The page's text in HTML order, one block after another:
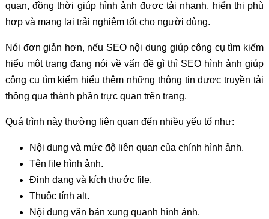
quan, đồng thời giúp hình ảnh được tải nhanh, hiển thị phù
hợp và mang lại trải nghiệm tốt cho người dùng.
Nói đơn giản hơn, nếu SEO nội dung giúp công cụ tìm kiếm
hiểu một trang đang nói về vấn đề gì thì SEO hình ảnh giúp
công cụ tìm kiếm hiểu thêm những thông tin được truyền tải
thông qua thành phần trực quan trên trang.
Quá trình này thường liên quan đến nhiều yếu tố như:
Nội dung và mức độ liên quan của chính hình ảnh.
Tên file hình ảnh.
Định dạng và kích thước file.
Thuộc tính alt.
Nội dung văn bản xung quanh hình ảnh.